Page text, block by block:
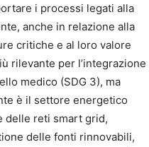
i processi legati alla
anche in relazione alla
critiche e al loro valore
rilevante per l’integrazione
medico (SDG 3), ma
è il settore energetico
delle reti smart grid,
delle fonti rinnovabili,